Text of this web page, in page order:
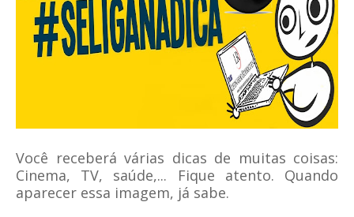
Você receberá várias dicas de muitas coisas:
Cinema, TV, saúde,... Fique atento. Quando
aparecer essa imagem, já sabe.